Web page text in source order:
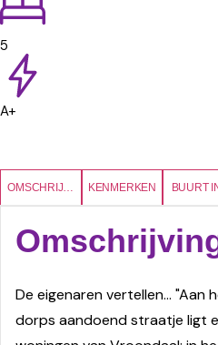
5
A+
OMSCHRIJVING KENMERKEN BUURT
De eigenaren vertellen... "Aan
dorps aandoend straatje ligt